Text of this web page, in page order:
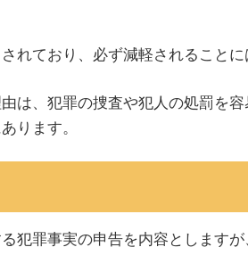
れており、必ず減軽されることに
は、犯罪の捜査や犯人の処罰を
ります。
犯罪事実の申告を内容とします